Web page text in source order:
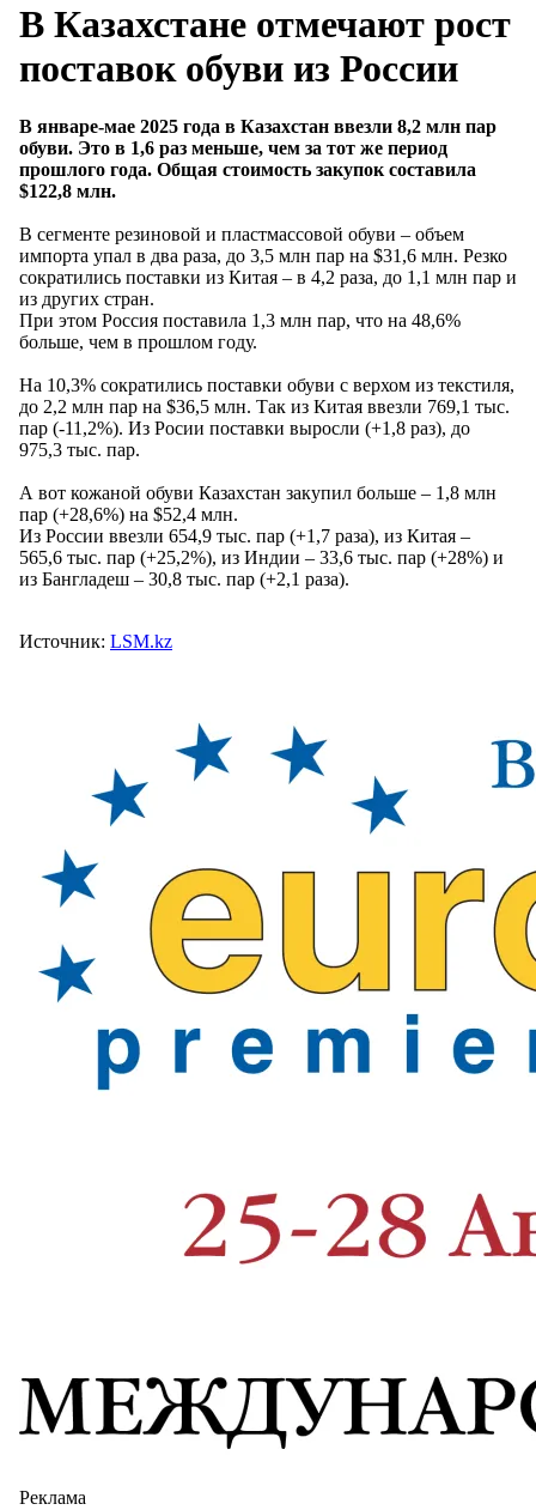
В Казахстане отмечают рост
поставок обуви из России
В январе-мае 2025 года в Казахстан ввезли 8,2 млн пар
обуви. Это в 1,6 раз меньше, чем за тот же период
прошлого года. Общая стоимость закупок составила
$122,8 млн.
В сегменте резиновой и пластмассовой обуви – объем
импорта упал в два раза, до 3,5 млн пар на $31,6 млн. Резко
сократились поставки из Китая – в 4,2 раза, до 1,1 млн пар и
из других стран.
При этом Россия поставила 1,3 млн пар, что на 48,6%
больше, чем в прошлом году.
На 10,3% сократились поставки обуви с верхом из текстиля,
до 2,2 млн пар на $36,5 млн. Так из Китая ввезли 769,1 тыс.
пар (-11,2%). Из Росии поставки выросли (+1,8 раз), до
975,3 тыс. пар.
А вот кожаной обуви Казахстан закупил больше – 1,8 млн
пар (+28,6%) на $52,4 млн.
Из России ввезли 654,9 тыс. пар (+1,7 раза), из Китая –
565,6 тыс. пар (+25,2%), из Индии – 33,6 тыс. пар (+28%) и
из Бангладеш – 30,8 тыс. пар (+2,1 раза).
Источник: LSM.kz
Реклама